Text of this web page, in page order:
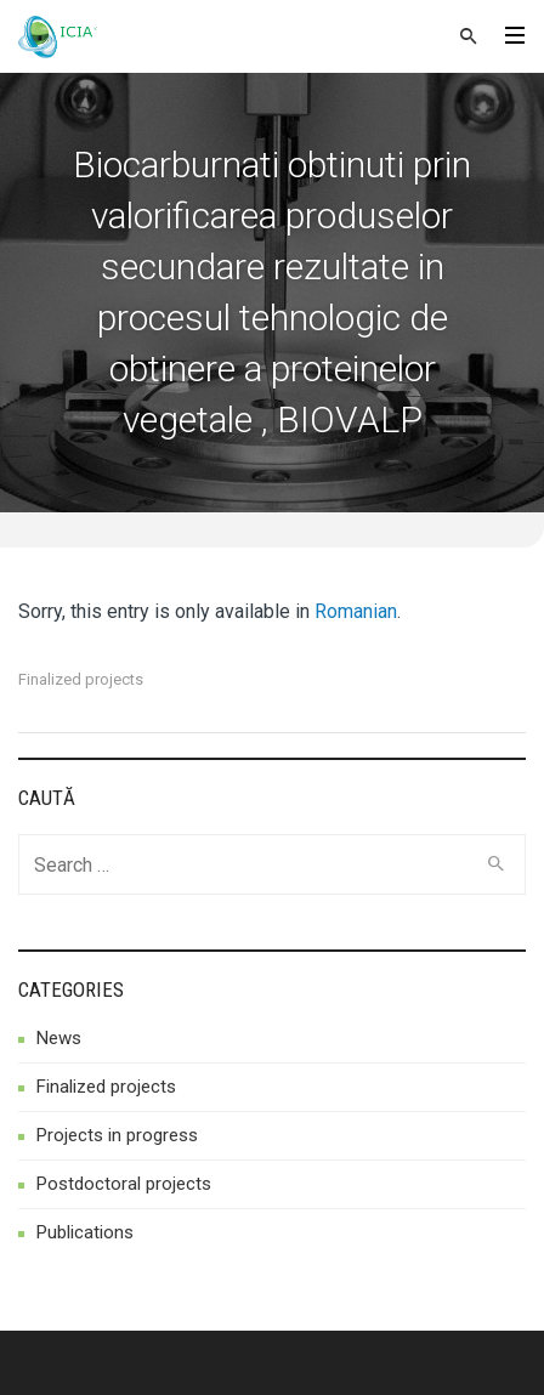
Biocarburnati obtinuti prin
valorificarea produselor
secundare rezultate in
procesul tehnologic de
obtinere a proteinelor
vegetale , BIOVALP
Sorry, this entry is only available in Romanian.
Finalized projects
CAUTĂ
CATEGORIES
News
Finalized projects
Projects in progress
Postdoctoral projects
Publications